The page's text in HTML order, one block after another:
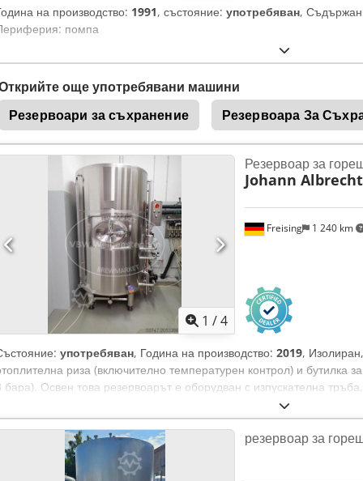
на производство: 1991, състояние: употребяван,
помпа
още употребявани машини
Резервоари за съхранение
Резервоара За
1 /4
Freising 1 240 km
Резервоар за
Johann Albrecht
употребяван, Година на производство: 2019,
риза (включително температурен контрол) и бутилка
бара). Освен това резервоарът е оборудван с изпускателна
(допълнително): вертикален, изолиран, отопляем
2100 мм Dedexwy Aqjpfx Amrokr Материал: неръждаема
обшивка от 1.4301 (AISI 304) Основна конструкция:
50 мм); отоплителна риза; температурен контрол;
изпускателна тръба; индикатор за нивото на маркуча;
резервоар за